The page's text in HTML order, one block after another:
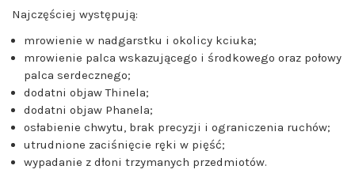
Najczęściej występują:
mrowienie w nadgarstku i okolicy kciuka;
mrowienie palca wskazującego i środkowego oraz połowy
palca serdecznego;
dodatni objaw Thinela;
dodatni objaw Phanela;
osłabienie chwytu, brak precyzji i ograniczenia ruchów;
utrudnione zaciśnięcie ręki w pięść;
wypadanie z dłoni trzymanych przedmiotów.